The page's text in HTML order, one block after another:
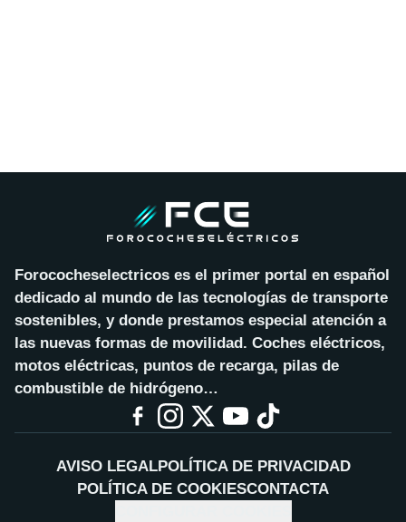
Forococheselectricos es el primer portal en español
dedicado al mundo de las tecnologías de transporte
sostenibles, y donde prestamos especial atención a
las nuevas formas de movilidad. Coches eléctricos,
motos eléctricas, puntos de recarga, pilas de
combustible de hidrógeno…
AVISO LEGALPOLÍTICA DE PRIVACIDAD
POLÍTICA DE COOKIESCONTACTA